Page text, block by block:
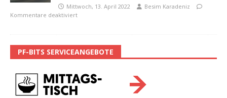
Mittwoch, 13. April 2022
Besim Karadeniz
Kommentare deaktiviert
PF-BITS SERVICEANGEBOTE